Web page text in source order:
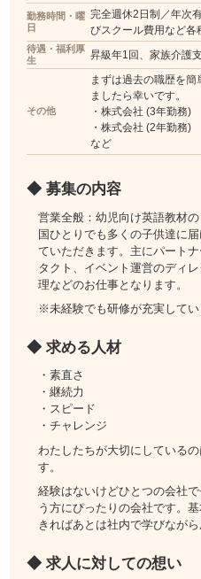
勤務時間・曜
日
完全週休2日制／年次
びスクール費用など各
待遇・福利厚
生
昇級年1回、家族介護
その他
まずは過去の職歴を
ましたら幸いです。
・株式会社 (3年勤務)
・株式会社 (2年勤務)
など
◆ 募集の内容
営業全般：幼児向け英語教材
国ひとりでも多くの子供達に
ていただきます。主にパート
タクト、イベント運営のディ
理などのお仕事となります。
※未経験でも研修が充実してい
◆ 求める人材
・素直さ
・継続力
・スピード
・チャレンジ
わたしたちが大切にしている
す。
経験はないけどひとつの会社
う方にぴったりの会社です。
きればあとは社内で学びなが
◆ 求人に対しての想い